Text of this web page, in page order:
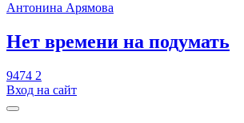
Антонина Арямова
​Нет времени на подумать
9474 2
Вход на сайт